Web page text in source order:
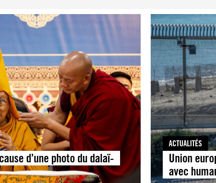
d’une photo du dalaï-
ACTUALITÉS
Union
avec